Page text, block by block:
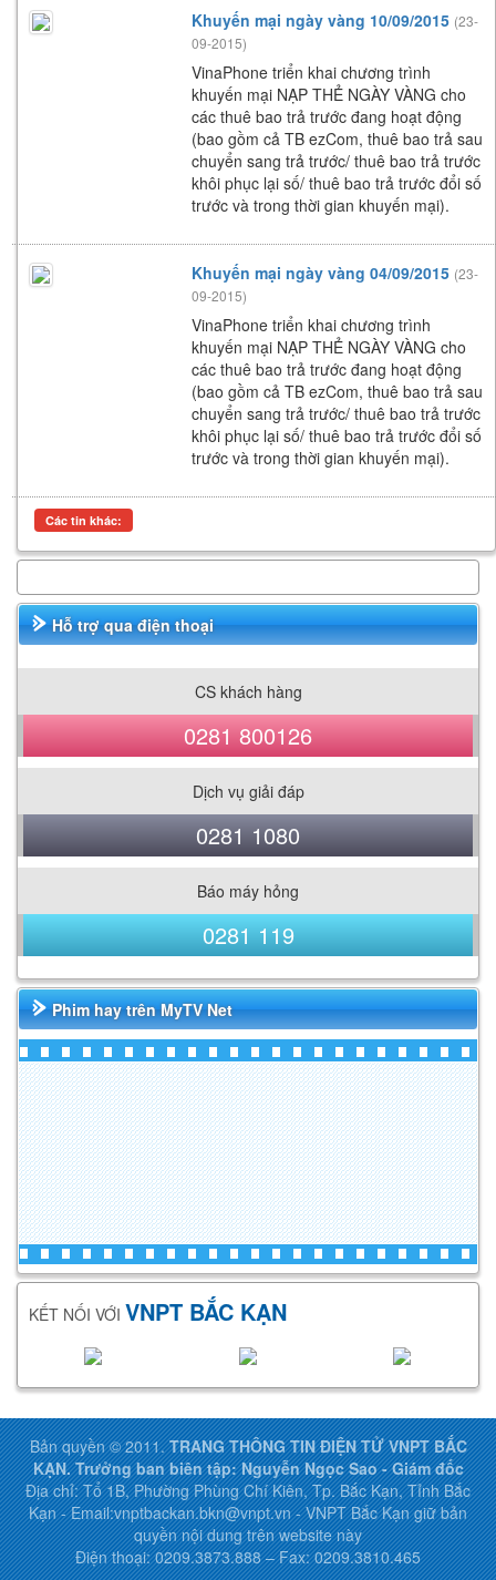
Khuyến mại ngày vàng 10/09/2015 (23-
09-2015)
VinaPhone triển khai chương trình
khuyến mại NẠP THẺ NGÀY VÀNG cho
các thuê bao trả trước đang hoạt động
(bao gồm cả TB ezCom, thuê bao trả sau
chuyển sang trả trước/ thuê bao trả trước
khôi phục lại số/ thuê bao trả trước đổi số
trước và trong thời gian khuyến mại).
Khuyến mại ngày vàng 04/09/2015 (23-
09-2015)
VinaPhone triển khai chương trình
khuyến mại NẠP THẺ NGÀY VÀNG cho
các thuê bao trả trước đang hoạt động
(bao gồm cả TB ezCom, thuê bao trả sau
chuyển sang trả trước/ thuê bao trả trước
khôi phục lại số/ thuê bao trả trước đổi số
trước và trong thời gian khuyến mại).
Các tin khác:
Hỗ trợ qua điện thoại
CS khách hàng
0281 800126
Dịch vụ giải đáp
0281 1080
Báo máy hỏng
0281 119
Phim hay trên MyTV Net
KẾT NỐI VỚI VNPT BẮC KẠN
Bản quyền © 2011.TRANG THÔNG TIN ĐIỆN TỬ VNPT BẮC
KẠN. Trưởng ban biên tập: Nguyễn Ngọc Sao - Giám đốc
Địa chỉ: Tổ 1B, Phường Phùng Chí Kiên, Tp. Bắc Kạn, Tỉnh Bắc
Kạn - Email:vnptbackan.bkn@vnpt.vn - VNPT Bắc Kạn giữ bản
quyền nội dung trên website này
Điện thoại: 0209.3873.888 – Fax: 0209.3810.465